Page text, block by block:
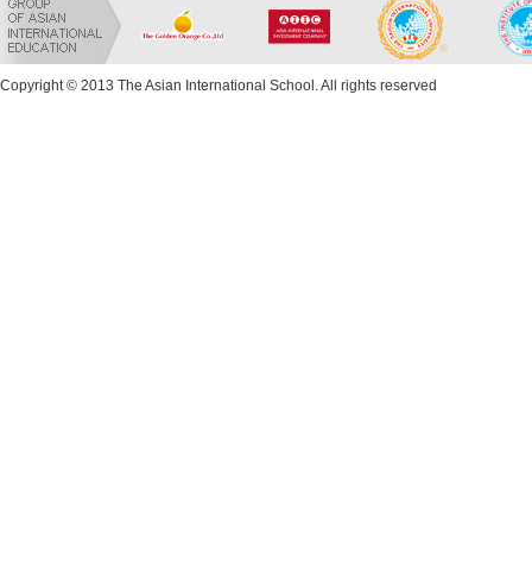
Copyright © 2013 The Asian International School. All rights reserved